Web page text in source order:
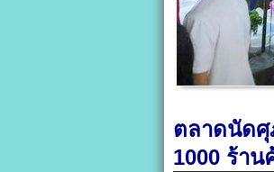
ตลาดนัดศุ
1000 ร้าน